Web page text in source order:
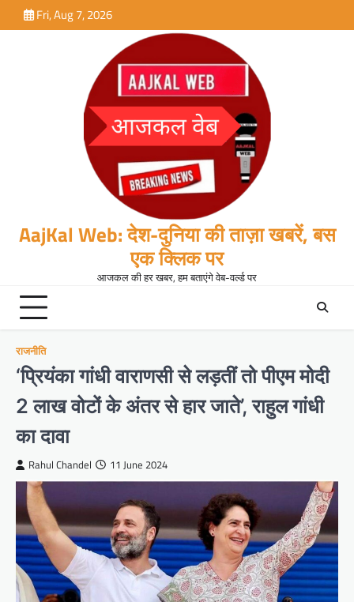
to
Fri, Aug 7, 2026
AajKal Web: देश-दुनिया की ताज़ा खबरें, बस
एक क्लिक पर
आजकल की हर खबर, हम बताएंगे वेब-वर्ल्ड पर
राजनीति
‘प्रियंका गांधी वाराणसी से लड़तीं तो पीएम मोदी
2 लाख वोटों के अंतर से हार जाते’, राहुल गांधी
का दावा
Rahul Chandel 11 June 2024